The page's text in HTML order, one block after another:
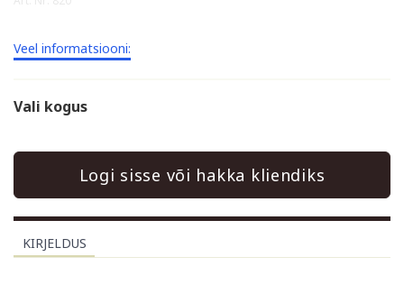
Veel informatsiooni:
Vali kogus
Logi sisse või hakka kliendiks
KIRJELDUS